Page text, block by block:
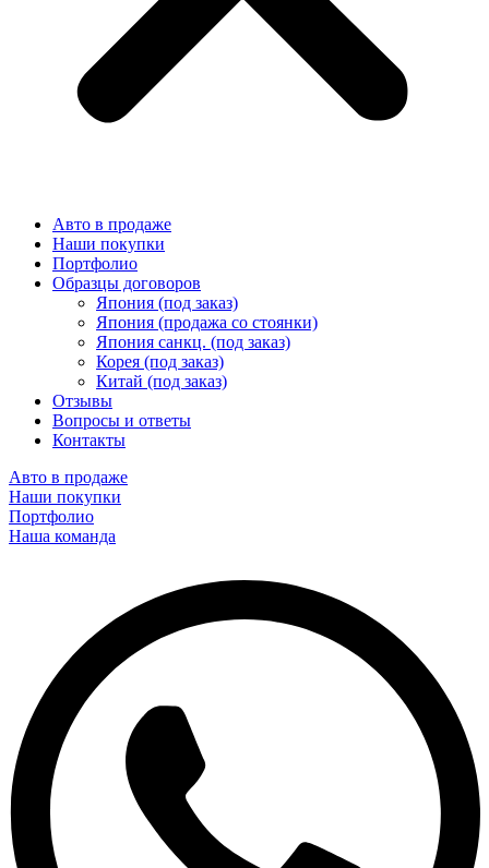
Авто в продаже
Наши покупки
Портфолио
Образцы договоров
Япония (под заказ)
Япония (продажа со стоянки)
Япония санкц. (под заказ)
Корея (под заказ)
Китай (под заказ)
Отзывы
Вопросы и ответы
Контакты
Авто в продаже
Наши покупки
Портфолио
Наша команда